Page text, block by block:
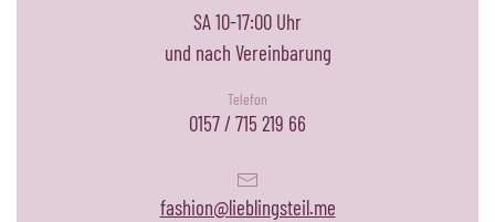
SA 10-17:00 Uhr
und nach Vereinbarung
Telefon
0157 / 715 219 66
fashion@lieblingsteil.me